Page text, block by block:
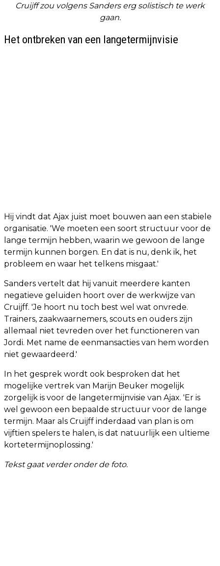
Cruijff zou volgens Sanders erg solistisch te werk
gaan.
Het ontbreken van een langetermijnvisie
Hij vindt dat Ajax juist moet bouwen aan een stabiele
organisatie. 'We moeten een soort structuur voor de
lange termijn hebben, waarin we gewoon de lange
termijn kunnen borgen. En dat is nu, denk ik, het
probleem en waar het telkens misgaat.'
Sanders vertelt dat hij vanuit meerdere kanten
negatieve geluiden hoort over de werkwijze van
Cruijff. 'Je hoort nu toch best wel wat onvrede.
Trainers, zaakwaarnemers, scouts en ouders zijn
allemaal niet tevreden over het functioneren van
Jordi. Met name de eenmansacties van hem worden
niet gewaardeerd.'
In het gesprek wordt ook besproken dat het
mogelijke vertrek van Marijn Beuker mogelijk
zorgelijk is voor de langetermijnvisie van Ajax. 'Er is
wel gewoon een bepaalde structuur voor de lange
termijn. Maar als Cruijff inderdaad van plan is om
vijftien spelers te halen, is dat natuurlijk een ultieme
kortetermijnoplossing.'
Tekst gaat verder onder de foto.